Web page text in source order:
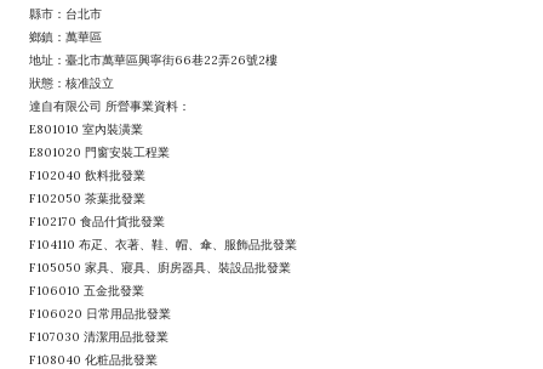
縣市：台北市
鄉鎮：萬華區
地址：臺北市萬華區興寧街66巷22弄26號2樓
狀態：核准設立
達自有限公司 所營事業資料：
E801010 室內裝潢業
E801020 門窗安裝工程業
F102040 飲料批發業
F102050 茶葉批發業
F102170 食品什貨批發業
F104110 布疋、衣著、鞋、帽、傘、服飾品批發業
F105050 家具、寢具、廚房器具、裝設品批發業
F106010 五金批發業
F106020 日常用品批發業
F107030 清潔用品批發業
F108040 化粧品批發業